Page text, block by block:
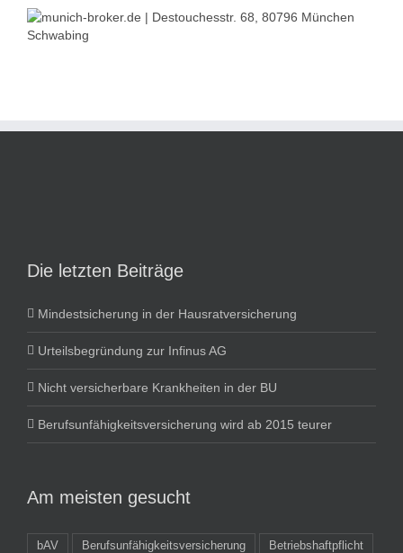
Die letzten Beiträge
Mindestsicherung in der Hausratversicherung
Urteilsbegründung zur Infinus AG
Nicht versicherbare Krankheiten in der BU
Berufsunfähigkeitsversicherung wird ab 2015 teurer
Am meisten gesucht
bAV Berufsunfähigkeitsversicherung Betriebshaftpflicht